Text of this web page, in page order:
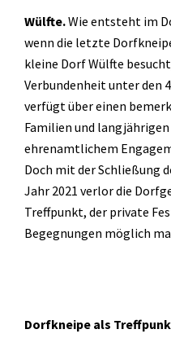
Wülfte.Wie entsteht im
wenn die letzte
kleine Dorf Wülfte
Verbundenheit unter den
verfügt über einen
Familien und
ehrenamtlichem
Doch mit der Schließung
Jahr 2021 verlor die
Treffpunkt, der private
Begegnungen möglich
Dorfkneipe als